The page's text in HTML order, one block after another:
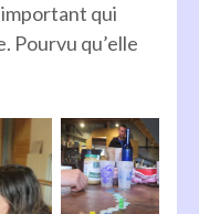
qui
Pourvu qu’elle